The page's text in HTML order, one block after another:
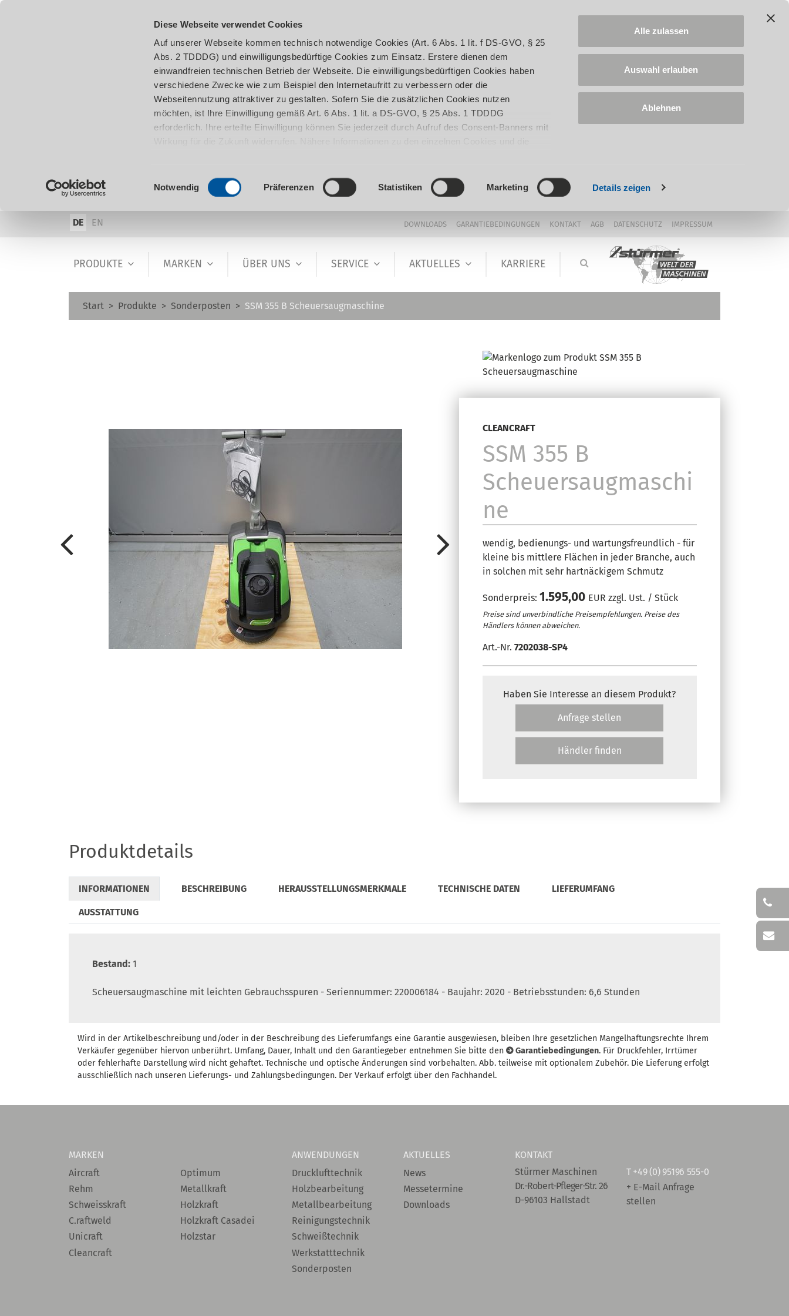
Diese Webseite verwendet Cookies
Auf unserer Webseite kommen technisch notwendige Cookies (Art. 6 Abs. 1 lit. f DS-GVO, § 25
Abs. 2 TDDDG) und einwilligungsbedürftige Cookies zum Einsatz. Erstere dienen dem
einwandfreien technischen Betrieb der Webseite. Die einwilligungsbedürftigen Cookies haben
verschiedene Zwecke wie zum Beispiel den Internetaufritt zu verbessern oder die
Webseitennutzung attraktiver zu gestalten. Sofern Sie die zusätzlichen Cookies nutzen
möchten, ist Ihre Einwilligung gemäß Art. 6 Abs. 1 lit. a DS-GVO, § 25 Abs. 1 TDDDG
erforderlich. Ihre erteilte Einwilligung können Sie jederzeit durch Aufruf des Consent-Banners mit
Einwilligungsauswahl
Notwendig Präferenzen Statistiken Marketing Details zeigen
Alle zulassen
Auswahl erlauben
Ablehnen
DE EN DOWNLOADS GARANTIEBEDINGUNGEN KONTAKT AGB DATENSCHUTZ IMPRESSUM
PRODUKTE MARKEN ÜBER UNS SERVICE AKTUELLES KARRIERE
Start Produkte Sonderposten SSM 355 B Scheuersaugmaschine
CLEANCRAFT
SSM 355 B
Scheuersaugmaschi
ne
wendig, bedienungs- und wartungsfreundlich - für
kleine bis mittlere Flächen in jeder Branche, auch
in solchen mit sehr hartnäckigem Schmutz
Sonderpreis: 1.595,00 EUR zzgl. Ust. / Stück
Preise sind unverbindliche Preisempfehlungen. Preise des
Händlers können abweichen.
Art.-Nr. 7202038-SP4
Haben Sie Interesse an diesem Produkt?
Anfrage stellen
Händler finden
Produktdetails
INFORMATIONEN BESCHREIBUNG HERAUSSTELLUNGSMERKMALE TECHNISCHE DATEN LIEFERUMFANG
AUSSTATTUNG
Bestand: 1
Scheuersaugmaschine mit leichten Gebrauchsspuren - Seriennummer: 220006184 - Baujahr: 2020 - Betriebsstunden: 6,6 Stunden
Wird in der Artikelbeschreibung und/oder in der Beschreibung des Lieferumfangs eine Garantie ausgewiesen, bleiben Ihre gesetzlichen Mangelhaftungsrechte Ihrem
Verkäufer gegenüber hiervon unberührt. Umfang, Dauer, Inhalt und den Garantiegeber entnehmen Sie bitte den
Garantiebedingungen. Für Druckfehler, Irrtümer
oder fehlerhafte Darstellung wird nicht gehaftet. Technische und optische Änderungen sind vorbehalten. Abb. teilweise mit optionalem Zubehör. Die Lieferung erfolgt
ausschließlich nach unseren Lieferungs- und Zahlungsbedingungen. Der Verkauf erfolgt über den Fachhandel.
MARKEN
Aircraft
Rehm
Schweisskraft
C.raftweld
Unicraft
Cleancraft
Optimum
Metallkraft
Holzkraft
Holzkraft Casadei
Holzstar
ANWENDUNGEN
Drucklufttechnik
Holzbearbeitung
Metallbearbeitung
Reinigungstechnik
Schweißtechnik
Werkstatttechnik
Sonderposten
AKTUELLES
News
Messetermine
Downloads
KONTAKT
Stürmer Maschinen
Dr.-Robert-Pfleger-Str. 26
D-96103 Hallstadt
T +49 (0) 95196 555-0
+ E-Mail Anfrage
stellen